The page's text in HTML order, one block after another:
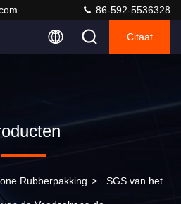
86-592-5536328
Citaat
Rubberpakking > SGS van het